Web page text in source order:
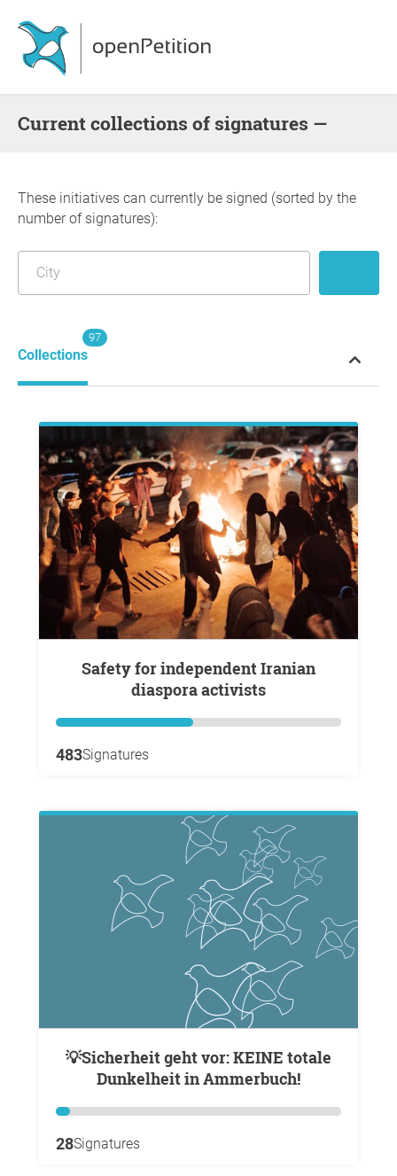
Current collections of signatures —
These initiatives can currently be signed (sorted by the
number of signatures):
Collections
97
Safety for independent Iranian
diaspora activists
483Signatures
💡Sicherheit geht vor: KEINE totale
Dunkelheit in Ammerbuch!
28Signatures